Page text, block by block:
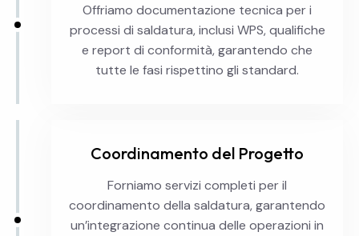
Coordinamento del Progetto
Forniamo servizi completi per il
coordinamento della saldatura, garantendo
un’integrazione continua delle operazioni in
Offriamo documentazione tecnica per i
processi di saldatura, inclusi WPS, qualifiche
e report di conformità, garantendo che
tutte le fasi rispettino gli standard.